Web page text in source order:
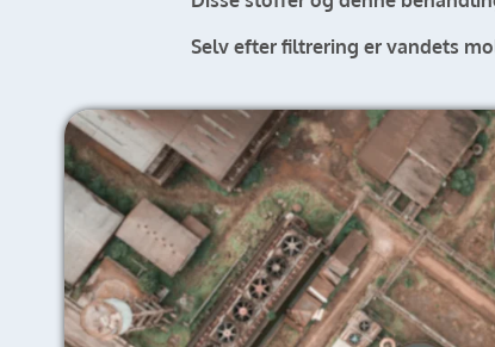
Selv efter filtrering er vandets